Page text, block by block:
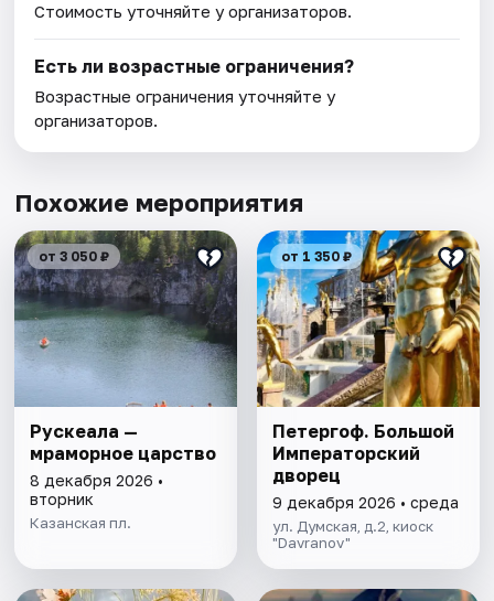
Стоимость уточняйте у организаторов.
Есть ли возрастные ограничения?
Возрастные ограничения уточняйте у
организаторов.
Похожие мероприятия
от 3 050 ₽
Рускеала —
мраморное царство
8 декабря 2026 •
вторник
Казанская пл.
от 1 350 ₽
Петергоф. Большой
Императорский
дворец
9 декабря 2026 • среда
ул. Думская, д.2, киоск
"Davranov"